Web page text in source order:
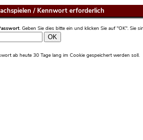
/ Kennwort erforderlich
. Geben Sie dies bitte ein und klicken Sie auf "OK". Sie
ab heute 30 Tage lang im Cookie gespeichert werden soll.